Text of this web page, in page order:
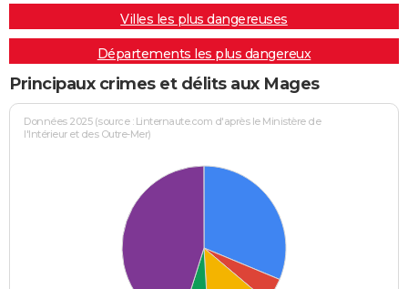
Villes les plus dangereuses
Départements les plus dangereux
Principaux crimes et délits aux Mages
Données 2025 (source : Linternaute.com d'après le Ministère de
l'Intérieur et des Outre-Mer)